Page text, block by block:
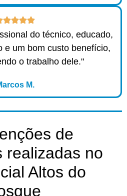
do técnico, educado,
e um bom custo benefício,
o trabalho dele."
M.
de
realizadas no
Altos do